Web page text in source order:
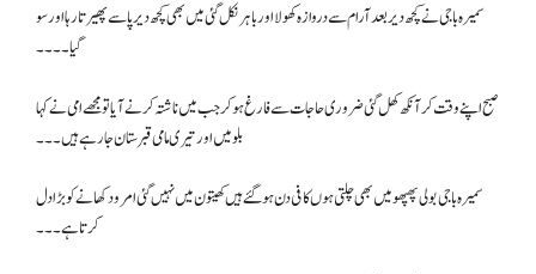
سمیرہ باجی نے کچھ دیر بعد آرام سے دروازہ کھولا اور باہر نکل گئی میں بھی کچھ دیر پاسے پھیرتا رہا اور سو
گیا۔۔۔۔
صبح اپنے وقت کر آنکھ کھل گئی ضروری حاجات سے فارغ ہو کر جب میں ناشتہ کرنے آیا تو مجھے امی نے کہا
بلو میں اور تیری مامی قبرستان جا رہے ہیں ۔۔۔
سمیرہ باجی بولی پھپھو میں بھی چلتی ہوں کافی دن ہو گئے ہیں کھیتون میں نہیں گئی امرود کھانے کو بڑا دل
کرتا ہے۔۔۔